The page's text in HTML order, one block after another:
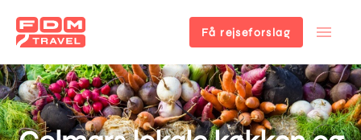
Gå
til
hovedindhold
Få rejseforslag